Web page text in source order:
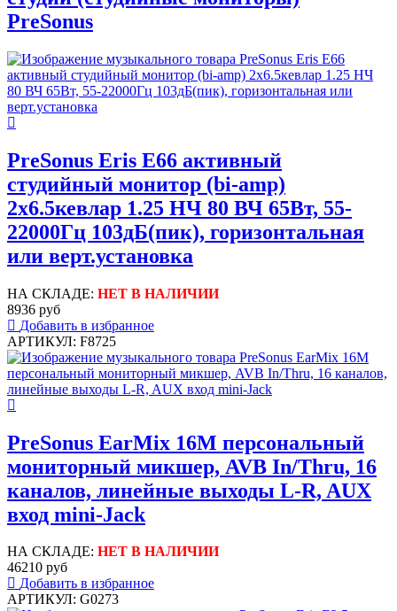
PreSonus
PreSonus Eris E66 активный
студийный монитор (bi-amp)
2x6.5кевлар 1.25 НЧ 80 ВЧ 65Вт, 55-
22000Гц 103дБ(пик), горизонтальная
или верт.установка
НА СКЛАДЕ: НЕТ В НАЛИЧИИ
8936 руб
Добавить в избранное
АРТИКУЛ: F8725
PreSonus EarMix 16M персональный
мониторный микшер, AVB In/Thru, 16
каналов, линейные выходы L-R, AUX
вход mini-Jack
НА СКЛАДЕ: НЕТ В НАЛИЧИИ
46210 руб
Добавить в избранное
АРТИКУЛ: G0273